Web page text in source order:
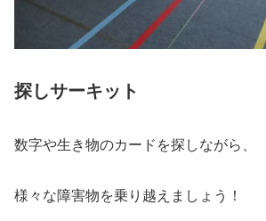
探しサーキット
数字や生き物のカードを探しながら、
様々な障害物を乗り越えましょう！